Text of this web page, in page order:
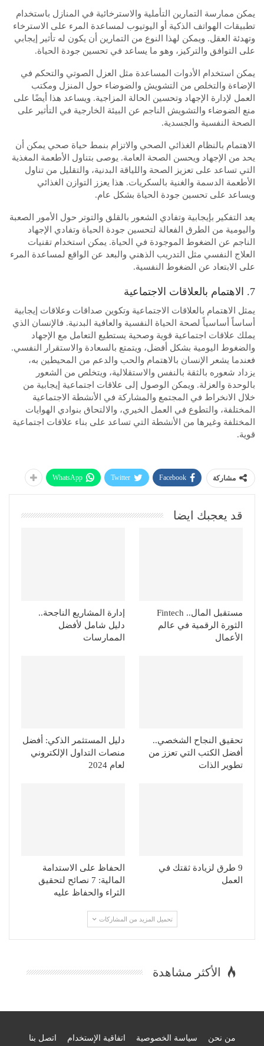
يمكن ممارسة التمارين التأملية والاسترخائية في المنازل باستخدام
تطبيقات الهواتف الذكية أو اليوتيوب لمساعدة المرء على الاسترخاء
وتهدئة العقل. ويمكن لهذا النوع من التمارين أن يكون له تأثير إيجابي
على التوافق والتركيز، وهو ما يساعد في تحسين جودة الحياة.
يمكن استخدام الأدوات المساعدة مثل العزل الصوتي والتحكم في
الإضاءة والتخلص من التشويش والضوضاء حول المنزل ومكتب
العمل لإدارة الإجهاد وتحسين الحالة المزاجية. ويساعد هذا أيضًا على
منع الضوضاء والتشويش الناجم عن البيئة الخارجية في التأثير على
الصحة النفسية والجسدية.
الاهتمام بالنظام الغذائي الصحي والاتزام بنمط حياة صحي يمكن أن
يحد من الإجهاد ويحسن الصحة العامة. يوصى بتناول الأطعمة المغذية
التي تساعد على تعزيز الصحة واللياقة البدنية، والتقليل من تناول
الأطعمة الدسمة والغنية بالسكريات. هذا يعزز التوازن الغذائي
ويساعد على تحسين جودة الحياة بشكل عام.
يعد التفكير بإيجابية وتفادي الشعور بالقلق والتوتر حول الأمور الصعبة
واليومية من الطرق الفعالة لتحسين جودة الحياة وتفادي الإجهاد
الناجم عن الضغوط الموجودة في الحياة. يمكن استخدام تقنيات
العلاج النفسي مثل التدريب الذهني والبعد عن الواقع لمساعدة المرء
على الابتعاد عن الضغوط النفسية.
7. الاهتمام بالعلاقات الاجتماعية
يمثل الاهتمام بالعلاقات الاجتماعية وتكوين صداقات وعلاقات إيجابية
أساساً أساسياً لصحة الحياة النفسية والعافية البدنية. فالإنسان الذي
يملك علاقات اجتماعية قوية وصحية يستطيع التعامل مع الإجهاد
والضغوط اليومية بشكل أفضل، ويتمتع بالسعادة والاستقرار النفسي.
فعندما يشعر الإنسان بالاهتمام والحب والدعم من المحيطين به،
يزداد شعوره بالثقة بالنفس والاستقلالية، ويتخلص من الشعور
بالوحدة والعزلة. ويمكن الوصول إلى علاقات اجتماعية إيجابية من
خلال الانخراط في المجتمع والمشاركة في الأنشطة الاجتماعية
المختلفة، والتطوع في العمل الخيري، والالتحاق بنوادي الهوايات
المختلفة وغيرها من الأنشطة التي تساعد على بناء علاقات اجتماعية
قوية.
مشاركة Facebook
Twitter
WhatsApp
قد يعجبك ايضا
مستقبل المال.. Fintech
الثورة الرقمية في عالم
الأعمال
إدارة المشاريع الناجحة..
دليل شامل لأفضل
الممارسات
تحقيق النجاح الشخصي..
أفضل الكتب التي تعزز من
تطوير الذات
دليل المستثمر الذكي: أفضل
منصات التداول الإلكتروني
لعام 2024
9 طرق لزيادة ثقتك في
العمل
الحفاظ على الاستدامة
المالية: 7 نصائح لتحقيق
الثراء والحفاظ عليه
تحميل المزيد من المشاركات
الأكثر مشاهدة
من نحن سياسة الخصوصية اتفاقية الإستخدام اتصل بنا